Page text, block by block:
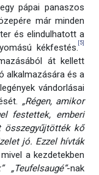
pápai panaszos
már minden
és elindulhatott a
kékfestés. [5]
át kellett
alkalmazására és a
vándorlásai
„Régen, amikor
festettek, emberi
összegyűjtötték kő
jó. Ezzel hívták
a kezdetekben
„Teufelsaugé”-nak